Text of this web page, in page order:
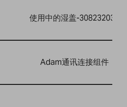
使用中的湿盖-308232033
Adam通讯连接组件